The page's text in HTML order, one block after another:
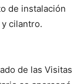
de instalación
cilantro.
de las Visitas